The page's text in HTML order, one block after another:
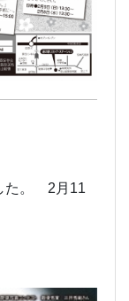
た。 2月11